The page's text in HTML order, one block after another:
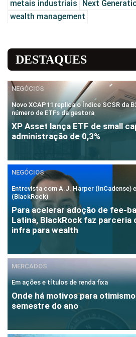
metais industriais
Next
wealth management
DESTAQUES
NEGÓCIOS
Novo XCAP11 replica o Índice SCSR da
número de ETFs da gestora
XP Asset lança ETF de small
administração de 0,3%
NEGÓCIOS
Entrevista com A.J. Harper (InCadense)
(BlackRock)
Para acelerar adoção de fee-
Latina, BlackRock faz parceria
infra para wealth
MERCADOS
Em ações e títulos de renda fixa
Onde há motivos para
semestre do ano